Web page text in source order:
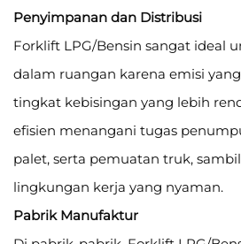
Penyimpanan dan Distribusi
Forklift LPG/Bensin sangat ideal
dalam ruangan karena emisi
tingkat kebisingan yang lebih
efisien menangani tugas
palet, serta pemuatan truk,
lingkungan kerja yang nyaman.
Pabrik Manufaktur